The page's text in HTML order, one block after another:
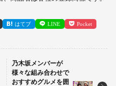
はてブ LINE Pocket
乃木坂メンバーが
様々な組み合わせで
おすすめグルメを囲